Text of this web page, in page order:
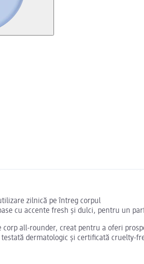
zilnică pe întreg corpul
cu accente fresh și dulci, pentru un
corp all-rounder, creat pentru a oferi
dermatologic și certificată